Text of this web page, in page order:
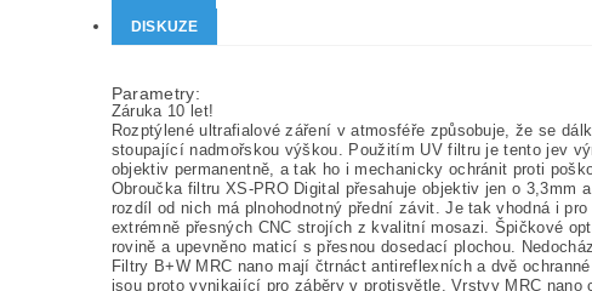
DISKUZE
Parametry:
Záruka 10 let!
Rozptýlené ultrafialové záření v atmosféře způsobuje, že se
stoupající nadmořskou výškou. Použitím UV filtru je tento jev
objektiv permanentně, a tak ho i mechanicky ochránit proti
Obroučka filtru XS-PRO Digital přesahuje objektiv jen o
rozdíl od nich má plnohodnotný přední závit. Je tak vhodná i
extrémně přesných CNC strojích z kvalitní mosazi. Špičkové
rovině a upevněno maticí s přesnou dosedací plochou.
Filtry B+W MRC nano mají čtrnáct antireflexních a dvě
jsou proto vynikající pro záběry v protisvětle. Vrstvy MRC